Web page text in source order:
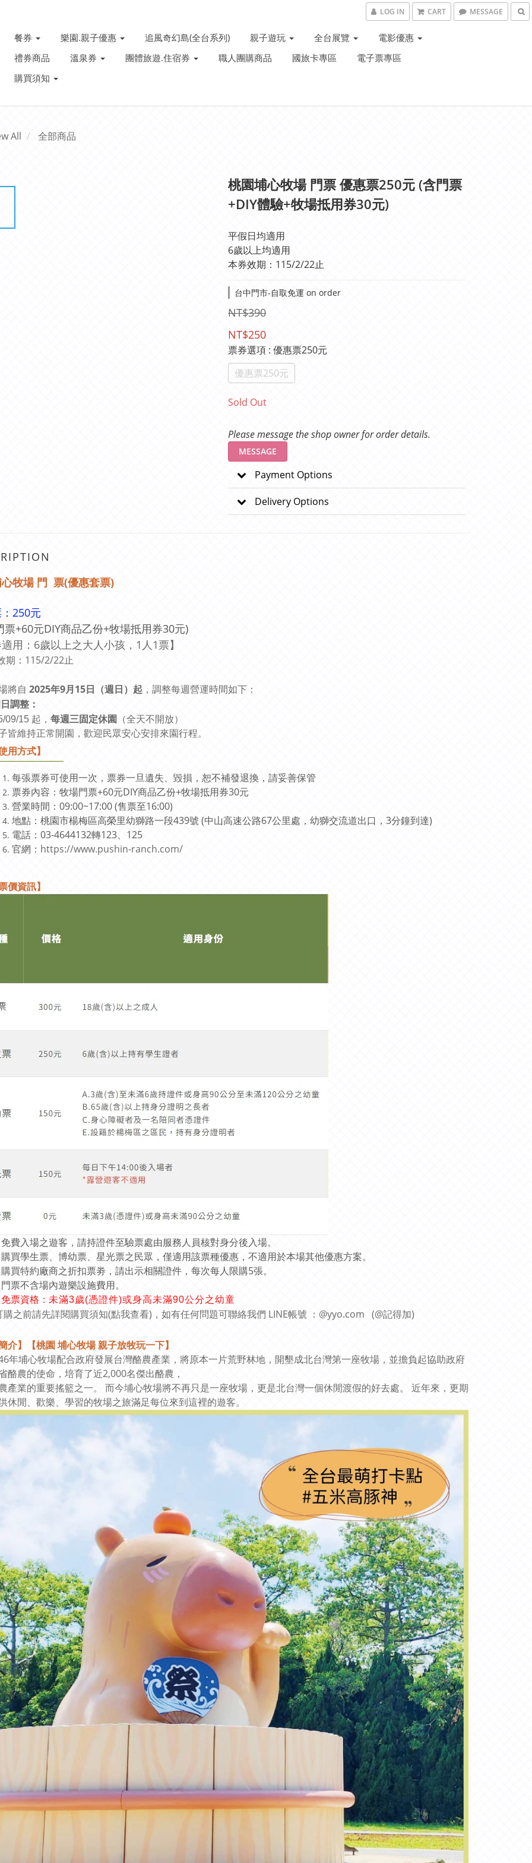
LOG IN CART MESSAGE
餐券 樂園.親子優惠 追風奇幻島(全台系列) 親子遊玩 全台展覽
電影優惠
禮券商品
溫泉券 團體旅遊.住宿券 職人團購商品 國旅卡專區
電子票專區
購買須知
All 全部商品
桃園埔心牧場 門票 優惠票250元 (含門票
+DIY體驗+牧場抵用券30元)
平假日均適用
6歲以上均適用
本券效期：115/2/22止
台中門市-自取免運 on order
NT$390
NT$250
票券選項 : 優惠票250元
優惠票250元
Sold Out
Please message the shop owner for order details.
MESSAGE
Payment Options
Delivery Options
牧場 門 票(優惠套票)
250元
票+60元DIY商品乙份+牧場抵用券30元)
用：6歲以上之大人小孩，1人1票】
期：115/2/22止
將自 2025年9月15日（週日）起 ，調整每週營運時間如下：
調整：
09/15 起， 每週三固定休園 （全天不開放）
皆維持正常開園，歡迎民眾安心安排來園行程。
用方式】
每張票券可使用一次，票券一旦遺失、毀損，恕不補發退換，請妥善保管
票券內容：牧場門票+60元DIY商品乙份+牧場抵用券30元
營業時間：09:00~17:00 (售票至16:00)
地點：桃園市楊梅區高榮里幼獅路一段439號 (中山高速公路67公里處，幼獅交流道出口，3分鐘到達)
電話： 03-4644132轉123、125
官網： https://www.pushin-ranch.com/
價資訊】
免費入場之遊客，請持證件至驗票處由服務人員核對身分後入場。
購買學生票、博幼票、星光票之民眾，僅適用該票種優惠，不適用於本場其他優惠方案。
購買特約廠商之折扣票劵，請出示相關證件，每次每人限購5張。
門票不含場內遊樂設施費用。
免票資格 ： 未滿3歲(憑證件)或身高未滿90公分之幼童
購之前請先詳閱購買須知(點我查看)，如有任何問題可聯絡我們 LINE帳號 ：@yyo.com (@記得加)
介】
【桃園 埔心牧場 親子放牧玩一下】
年埔心牧場配合政府發展台灣酪農產業，將原本一片荒野林地，開墾成北台灣第一座牧場，並擔負起協助政府
酪農的使命，培育了近2,000名傑出酪農，
產業的重要搖籃之一。 而今埔心牧場將不再只是一座牧場，更是北台灣一個休閒渡假的好去處。 近年來，更期
休閒、歡樂、學習的牧場之旅滿足每位來到這裡的遊客。